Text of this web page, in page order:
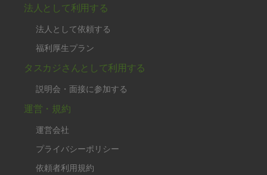
法人として利用する
法人として依頼する
福利厚生プラン
タスカジさんとして利用する
説明会・面接に参加する
運営・規約
運営会社
プライバシーポリシー
依頼者利用規約